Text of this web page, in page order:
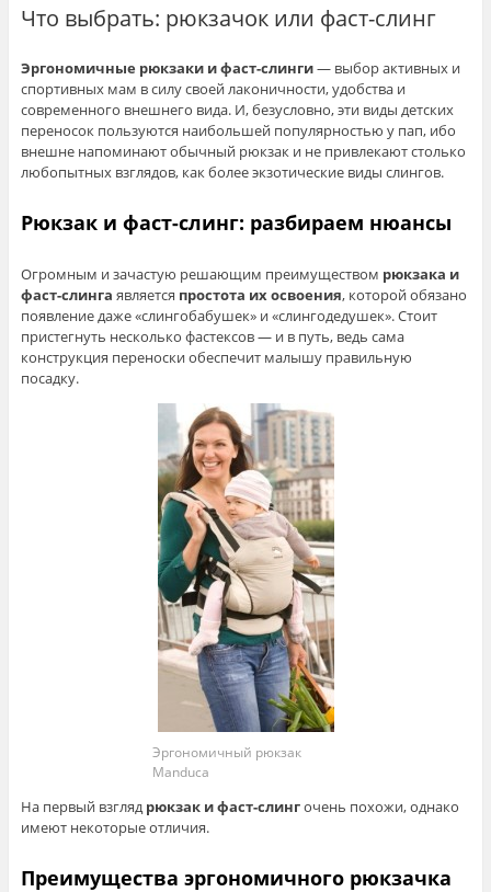
Что выбрать: рюкзачок или фаст-слинг
Эргономичные рюкзаки и фаст-слинги— выбор активных и
спортивных мам в силу своей лаконичности, удобства и
современного внешнего вида. И, безусловно, эти виды детских
переносок пользуются наибольшей популярностью у пап, ибо
внешне напоминают обычный рюкзак и не привлекают столько
любопытных взглядов, как более экзотические виды слингов.
Рюкзак и фаст-слинг: разбираем нюансы
Огромным и зачастую решающим преимуществом рюкзака и
фаст-слинга является простота их освоения, которой обязано
появление даже «слингобабушек» и «слингодедушек». Стоит
пристегнуть несколько фастексов — и в путь, ведь сама
конструкция переноски обеспечит малышу правильную
посадку.
Эргономичный рюкзак
Manduca
На первый взгляд рюкзак и фаст-слингочень похожи, однако
имеют некоторые отличия.
Преимущества эргономичного рюкзачка